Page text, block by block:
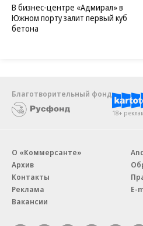
В бизнес-центре «Адмирал» в
Южном порту залит первый куб
бетона
Благотворительный фонд
18+
О «Коммерсанте»
Архив
Контакты
Реклама
Вакансии
E-